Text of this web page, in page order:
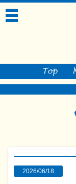
toggle
2026/06/18